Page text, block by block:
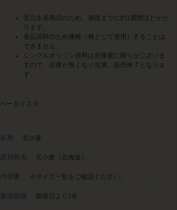
受注生産商品のため、発送までに約1週間ほどかか
ります。
食品原料のため播種（種として使用）することは
できません。
シングルオリジン原料は在庫量に限りがございま
すので、在庫が無くなり次第、販売終了となりま
す。
ベーカリスタ
玄小麦
玄小麦（北海道）
※サイズ一覧をご確認ください。
製造日より1年